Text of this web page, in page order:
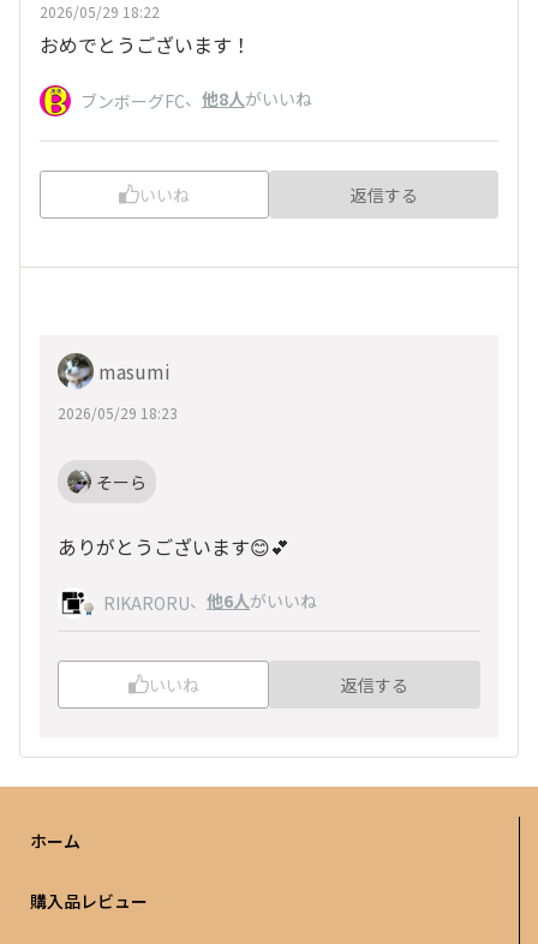
2026/05/29 18:22
おめでとうございます！
ブンボーグFC、 他8人がいいね
いいね 返信する
masumi
2026/05/29 18:23
そーら
ありがとうございます😊💕
RIKARORU、 他6人がいいね
いいね 返信する
ホーム
購入品レビュー